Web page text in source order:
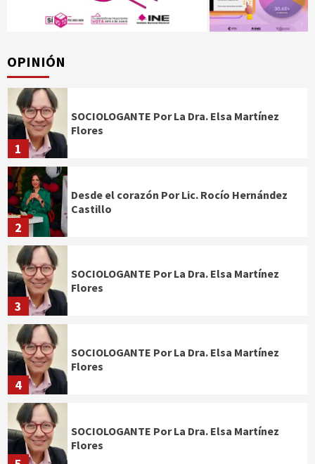
OPINIÓN
1
SOCIOLOGANTE Por La Dra. Elsa Martínez
Flores
2
Desde el corazón Por Lic. Rocío Hernández
Castillo
3
SOCIOLOGANTE Por La Dra. Elsa Martínez
Flores
4
SOCIOLOGANTE Por La Dra. Elsa Martínez
Flores
SOCIOLOGANTE Por La Dra. Elsa Martínez
Flores